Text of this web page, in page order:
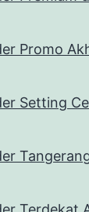
Promo
Setting